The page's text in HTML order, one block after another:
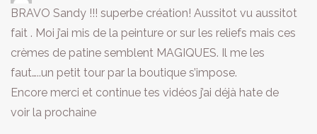
BRAVO Sandy !!! superbe création! Aussitot vu aussitot
fait . Moi j’ai mis de la peinture or sur les reliefs mais ces
crèmes de patine semblent MAGIQUES. Il me les
faut…..un petit tour par la boutique s’impose.
Encore merci et continue tes vidéos j’ai déjà hate de
voir la prochaine